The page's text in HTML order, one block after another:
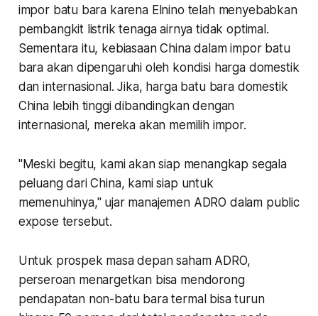
impor batu bara karena Elnino telah menyebabkan
pembangkit listrik tenaga airnya tidak optimal.
Sementara itu, kebiasaan China dalam impor batu
bara akan dipengaruhi oleh kondisi harga domestik
dan internasional. Jika, harga batu bara domestik
China lebih tinggi dibandingkan dengan
internasional, mereka akan memilih impor.
"Meski begitu, kami akan siap menangkap segala
peluang dari China, kami siap untuk
memenuhinya," ujar manajemen ADRO dalam public
expose tersebut.
Untuk prospek masa depan saham ADRO,
perseroan menargetkan bisa mendorong
pendapatan non-batu bara termal bisa turun